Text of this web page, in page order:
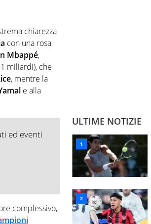
chiarezza
con una rosa
Mbappé,
miliardi), che
, mentre la
e alla
ed eventi
complessivo,
ULTIME NOTIZIE